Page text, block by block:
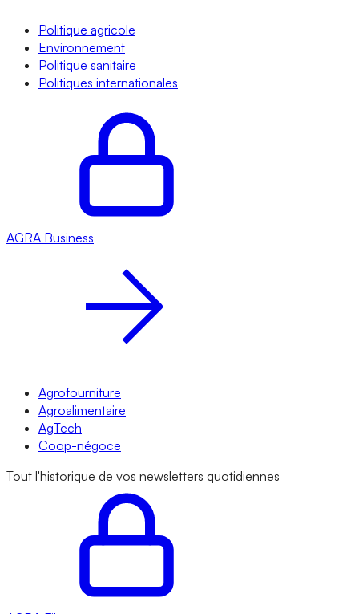
Politique agricole
Environnement
Politique sanitaire
Politiques internationales
AGRA Business
Agrofourniture
Agroalimentaire
AgTech
Coop-négoce
Tout l'historique de vos newsletters quotidiennes